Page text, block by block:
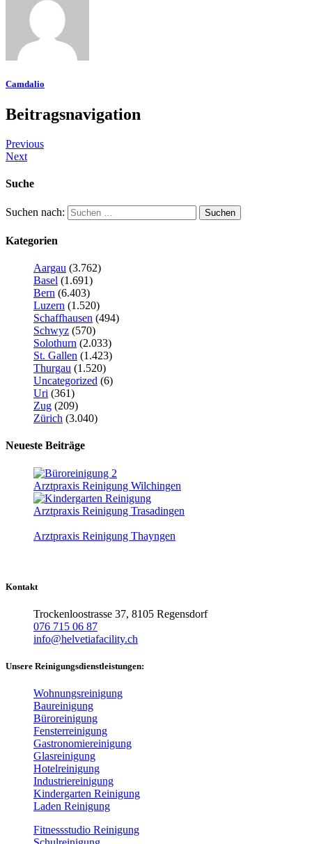
Camdalio
Beitragsnavigation
Previous
Next
Suche
Suchen nach:
Kategorien
Aargau (3.762)
Basel (1.691)
Bern (6.403)
Luzern (1.520)
Schaffhausen (494)
Schwyz (570)
Solothurn (2.033)
St. Gallen (1.423)
Thurgau (1.520)
Uncategorized (6)
Uri (361)
Zug (209)
Zürich (3.040)
Neueste Beiträge
Arztpraxis Reinigung Wilchingen
Arztpraxis Reinigung Trasadingen
Arztpraxis Reinigung Thayngen
Kontakt
Trockenloostrasse 37, 8105 Regensdorf
076 715 06 87
info@helvetiafacility.ch
Unsere Reinigungsdienstleistungen:
Wohnungsreinigung
Baureinigung
Büroreinigung
Fensterreinigung
Gastronomiereinigung
Glasreinigung
Hotelreinigung
Industriereinigung
Kindergarten Reinigung
Laden Reinigung
Fitnessstudio Reinigung